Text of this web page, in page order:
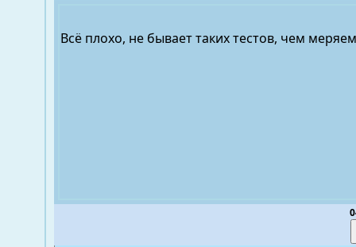
Всё плохо, не бывает таких тестов, чем